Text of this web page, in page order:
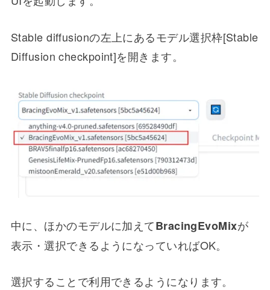
Stable diffusionの左上にあるモデル選択枠[Stable
Diffusion checkpoint]を開きます。
中に、ほかのモデルに加えてBracingEvoMixが
表示・選択できるようになっていればOK。
選択することで利用できるようになります。